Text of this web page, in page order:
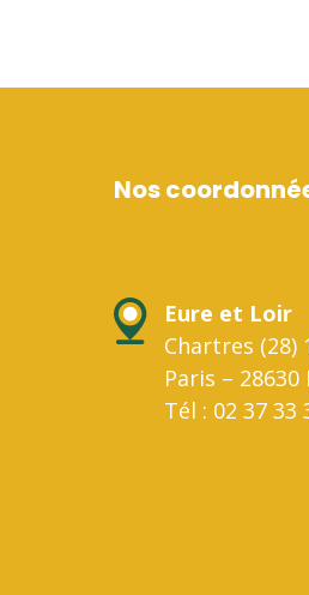
Nos
Eure et Loir
Chartres (28)
Paris –
Tél : 02 37 33